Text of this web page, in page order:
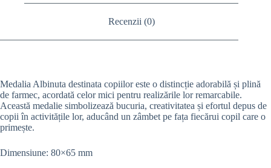
Recenzii (0)
Medalia Albinuta destinata copiilor este o distincție adorabilă și plină
de farmec, acordată celor mici pentru realizările lor remarcabile.
Această medalie simbolizează bucuria, creativitatea și efortul depus de
copii în activitățile lor, aducând un zâmbet pe fața fiecărui copil care o
primește.
Dimensiune: 80×65 mm